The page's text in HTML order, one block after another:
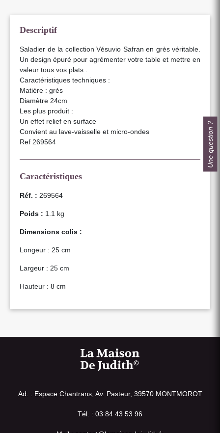
Descriptif
Saladier de la collection Vésuvio Safran en grès véritable.
Un design épuré pour agrémenter votre table et mettre en
valeur tous vos plats .
Caractéristiques techniques :
Matière : grès
Diamètre 24cm
Les plus produit :
Un effet relief en surface
Convient au lave-vaisselle et micro-ondes
Ref 269564
Caractéristiques
Réf. : 269564
Poids : 1.1 kg
Dimensions colis :
Longeur : 25 cm
Largeur : 25 cm
Hauteur : 8 cm
Ad. : Espace Chantrans, Av. Pasteur, 39570 MONTMOROT
Tél. : 03 84 43 53 96
Une question ?